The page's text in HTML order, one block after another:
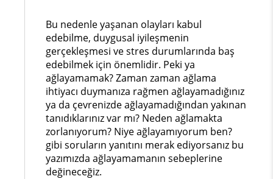
Bu nedenle yaşanan olayları kabul
edebilme, duygusal iyileşmenin
gerçekleşmesi ve stres durumlarında baş
edebilmek için önemlidir. Peki ya
ağlayamamak? Zaman zaman ağlama
ihtiyacı duymanıza rağmen ağlayamadığınız
ya da çevrenizde ağlayamadığından yakınan
tanıdıklarınız var mı? Neden ağlamakta
zorlanıyorum? Niye ağlayamıyorum ben?
gibi soruların yanıtını merak ediyorsanız bu
yazımızda ağlayamamanın sebeplerine
değineceğiz.